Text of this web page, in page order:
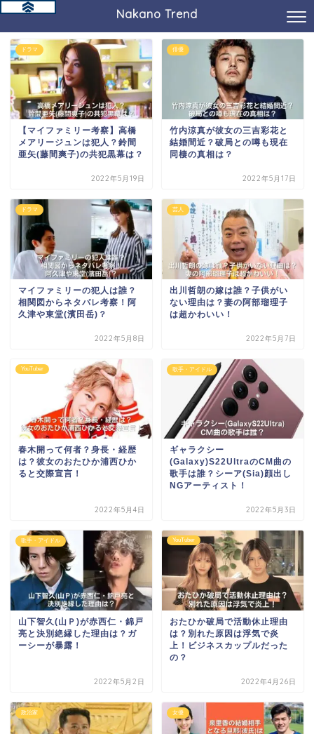
Nakano Trend
ドラマ
【マイファミリー考察】高橋
メアリージュンは犯人？鈴間
亜矢(藤間爽子)の共犯黒幕は？
2022年5月19日
俳優
竹内涼真が彼女の三吉彩花と
結婚間近？破局との噂も現在
同棲の真相は？
2022年5月17日
ドラマ
マイファミリーの犯人は誰？
相関図からネタバレ考察！阿
久津や東堂(濱田岳)？
2022年5月8日
芸人
出川哲朗の嫁は誰？子供がい
ない理由は？妻の阿部瑠理子
は超かわいい！
2022年5月7日
YouTuber
春木開って何者？身長・経歴
は？彼女のおたひか浦西ひか
ると交際宣言！
2022年5月4日
歌手・アイドル
ギャラクシー
(Galaxy)S22UltraのCM曲の
歌手は誰？シーア(Sia)顔出し
NGアーティスト！
2022年5月3日
歌手・アイドル
山下智久(山Ｐ)が赤西仁・錦戸
亮と決別絶縁した理由は？ガ
ーシーが暴露！
2022年5月2日
YouTuber
おたひか破局で活動休止理由
は？別れた原因は浮気で炎
上！ビジネスカップルだった
の？
2022年4月26日
政治家 女優